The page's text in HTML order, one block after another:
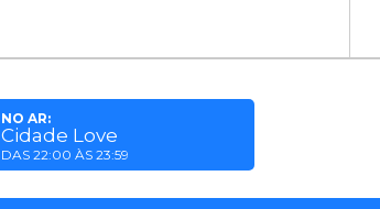
NO AR:
Cidade Love
DAS 22:00 ÀS 23:59